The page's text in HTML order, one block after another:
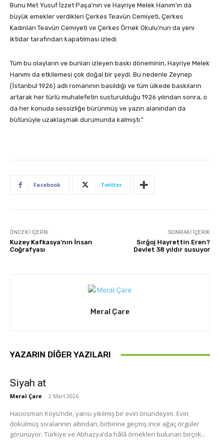
Bunu Met Yusuf İzzet Paşa’nın ve Hayriye Melek Hanım’ın da
büyük emekler verdikleri Çerkes Teavün Cemiyeti, Çerkes
Kadınları Teavün Cemiyeti ve Çerkes Örnek Okulu’nun da yeni
iktidar tarafından kapatılması izledi.
Tüm bu olayların ve bunları izleyen baskı döneminin, Hayriye Melek
Hanımı da etkilemesi çok doğal bir şeydi. Bu nedenle Zeynep
(İstanbul 1926) adlı romanının basıldığı ve tüm ülkede baskıların
artarak her türlü muhalefetin susturulduğu 1926 yılından sonra, o
da her konuda sessizliğe bürünmüş ve yazın alanından da
bütünüyle uzaklaşmak durumunda kalmıştı.”
Facebook Twitter
ÖNCEKI İÇERIK
Kuzey Kafkasya’nın İnsan
Coğrafyası
SONRAKI İÇERIK
Sırğoj Hayrettin Eren?
Devlet 38 yıldır susuyor
Meral Çare
YAZARIN DIĞER YAZILARI
Siyah at
Meral Çare - 2 Mart 2026
Hacıosman Köyü’nde, yarısı yıkılmış bir evin önündeyim. Evin
dökülmüş sıvalarının altından, birbirine geçmiş ince ağaç örgüler
görünüyor. Türkiye ve Abhazya’da hâlâ örnekleri bulunan birçok...